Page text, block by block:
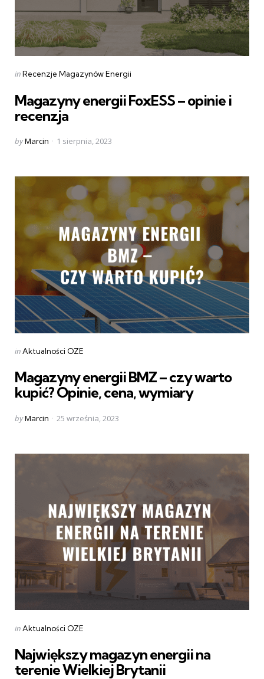
Categories
Posted
inRecenzje Magazynów Energii
Magazyny energii FoxESS – opinie i
recenzja
Posted
byMarcin 1 sierpnia, 2023
Categories
Posted
inAktualności OZE
Magazyny energii BMZ – czy warto
kupić? Opinie, cena, wymiary
Posted
byMarcin 25 września, 2023
Categories
Posted
inAktualności OZE
Największy magazyn energii na
terenie Wielkiej Brytanii